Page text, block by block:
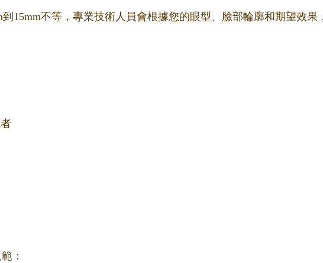
15mm不等，專業技術人員會根據您的眼型、臉部輪廓和期望效果
：